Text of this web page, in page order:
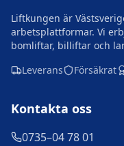
Liftkungen är
arbetsplattformar. Vi
bomliftar, billiftar och
Leverans
Försäkrat
Kontakta oss
0735–04 78 01